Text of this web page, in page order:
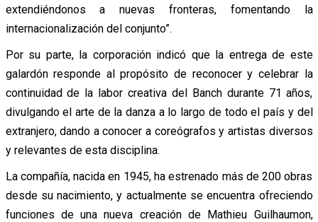
extendiéndonos a nuevas fronteras, fomentando la
internacionalización del conjunto”.
Por su parte, la corporación indicó que la entrega de este
galardón responde al propósito de reconocer y celebrar la
continuidad de la labor creativa del Banch durante 71 años,
divulgando el arte de la danza a lo largo de todo el país y del
extranjero, dando a conocer a coreógrafos y artistas diversos
y relevantes de esta disciplina.
La compañía, nacida en 1945, ha estrenado más de 200 obras
desde su nacimiento, y actualmente se encuentra ofreciendo
funciones de una nueva creación de Mathieu Guilhaumon,